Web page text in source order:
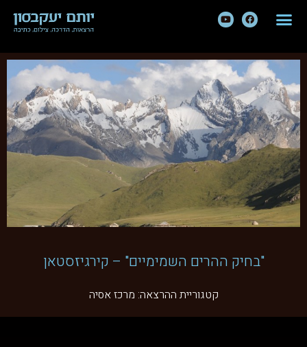
"בחיק ההרים השמימיים" – קירגיזסטאן
קטגוריית ההרצאה: מרכז אסיה